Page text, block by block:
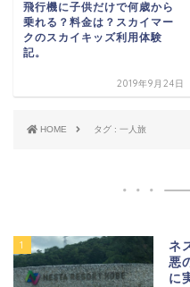
飛行機に子供だけで何歳から
乗れる？料金は？スカイマー
クのスカイキッズ利用体験
記。
2019年9月24日
HOME タグ : 一人旅
1
ネ
悪
に